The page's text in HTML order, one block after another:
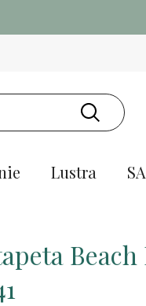
Lustra
Beach